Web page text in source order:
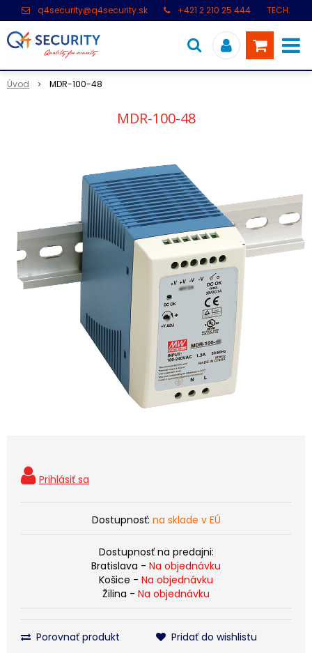
q4security@q4security.sk +421 2 210 25 444
TECH.
Úvod MDR-100-48
MDR-100-48
Dostupnosť: na sklade v EÚ
Dostupnosť na predajni:
Bratislava - Na objednávku
Košice - Na objednávku
Žilina - Na objednávku
Porovnať produkt Pridať do wishlistu